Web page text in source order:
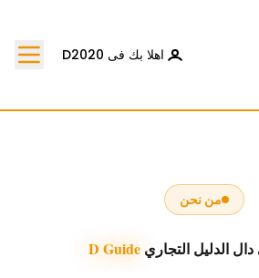
اهلا بك فى D2020
من نحن
الدليل التجاريD Guide